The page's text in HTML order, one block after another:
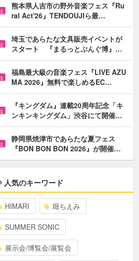
熊本県人吉市の野外音楽フェス『Ru
ral Act'26』TENDOUJIら最…
埼玉であらたな文具販売イベントが
スタート 『まるっとぶんぐ博』…
福島最大級の音楽フェス『LIVE AZU
MA 2026』無料で楽しめるEC…
『キングダム』連載20周年記念「キ
ンキンキングダム」渋谷にて開催…
静岡県焼津市であらたな夏フェス
『BON BON BON 2026』が開催…
人気のキーワード
HIMARI 堀ちえみ
SUMMER SONIC
展示会/博覧会/展覧会